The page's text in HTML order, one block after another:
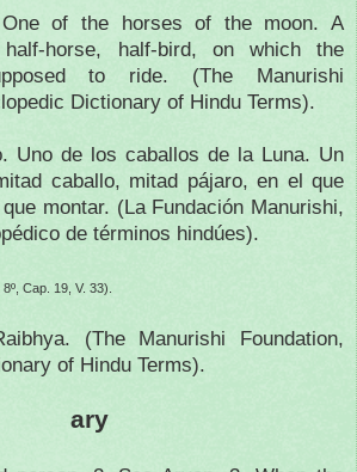
of the horses of the moon. A
horse, half-bird, on which the
to ride. (The Manurishi
Dictionary of Hindu Terms).
Uno de los caballos de la Luna. Un
caballo, mitad pájaro, en el que
montar. (La Fundación Manurishi,
de términos hindúes).
Cap. 19, V. 33).
(The Manurishi Foundation,
of Hindu Terms).
ary